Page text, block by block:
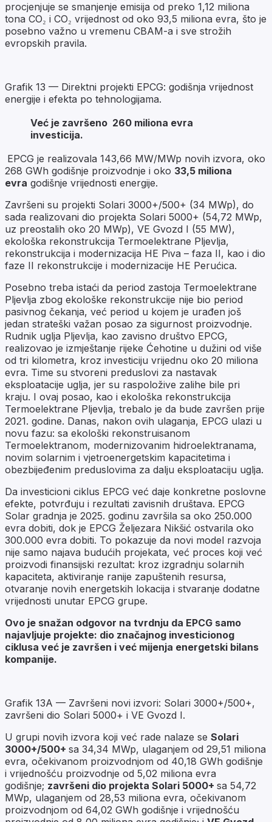
procjenjuje se smanjenje emisija od preko 1,12 miliona
tona CO₂ i CO₂ vrijednost od oko 93,5 miliona evra, što je
posebno važno u vremenu CBAM-a i sve strožih
evropskih pravila.
Grafik 13 — Direktni projekti EPCG: godišnja vrijednost
energije i efekta po tehnologijama.
Već je završeno 260 miliona evra
investicija.
EPCG je realizovala 143,66 MW/MWp novih izvora, oko
268 GWh godišnje proizvodnje i oko 33,5 miliona
evra godišnje vrijednosti energije.
Završeni su projekti Solari 3000+/500+ (34 MWp), do
sada realizovani dio projekta Solari 5000+ (54,72 MWp,
uz preostalih oko 20 MWp), VE Gvozd I (55 MW),
ekološka rekonstrukcija Termoelektrane Pljevlja,
rekonstrukcija i modernizacija HE Piva – faza II, kao i dio
faze II rekonstrukcije i modernizacije HE Perućica.
Posebno treba istaći da period zastoja Termoelektrane
Pljevlja zbog ekološke rekonstrukcije nije bio period
pasivnog čekanja, već period u kojem je urađen još
jedan strateški važan posao za sigurnost proizvodnje.
Rudnik uglja Pljevlja, kao zavisno društvo EPCG,
realizovao je izmještanje rijeke Ćehotine u dužini od više
od tri kilometra, kroz investiciju vrijednu oko 20 miliona
evra. Time su stvoreni preduslovi za nastavak
eksploatacije uglja, jer su raspoložive zalihe bile pri
kraju. I ovaj posao, kao i ekološka rekonstrukcija
Termoelektrane Pljevlja, trebalo je da bude završen prije
2021. godine. Danas, nakon ovih ulaganja, EPCG ulazi u
novu fazu: sa ekološki rekonstruisanom
Termoelektranom, modernizovanim hidroelektranama,
novim solarnim i vjetroenergetskim kapacitetima i
obezbijeđenim preduslovima za dalju eksploataciju uglja.
Da investicioni ciklus EPCG već daje konkretne poslovne
efekte, potvrđuju i rezultati zavisnih društava. EPCG
Solar gradnja je 2025. godinu završila sa oko 250.000
evra dobiti, dok je EPCG Željezara Nikšić ostvarila oko
300.000 evra dobiti. To pokazuje da novi model razvoja
nije samo najava budućih projekata, već proces koji već
proizvodi finansijski rezultat: kroz izgradnju solarnih
kapaciteta, aktiviranje ranije zapuštenih resursa,
otvaranje novih energetskih lokacija i stvaranje dodatne
vrijednosti unutar EPCG grupe.
Ovo je snažan odgovor na tvrdnju da EPCG samo
najavljuje projekte: dio značajnog investicionog
ciklusa već je završen i već mijenja energetski bilans
kompanije.
Grafik 13A — Završeni novi izvori: Solari 3000+/500+,
završeni dio Solari 5000+ i VE Gvozd I.
U grupi novih izvora koji već rade nalaze se Solari
3000+/500+ sa 34,34 MWp, ulaganjem od 29,51 miliona
evra, očekivanom proizvodnjom od 40,18 GWh godišnje
i vrijednošću proizvodnje od 5,02 miliona evra
godišnje; završeni dio projekta Solari 5000+ sa 54,72
MWp, ulaganjem od 28,53 miliona evra, očekivanom
proizvodnjom od 64,02 GWh godišnje i vrijednošću